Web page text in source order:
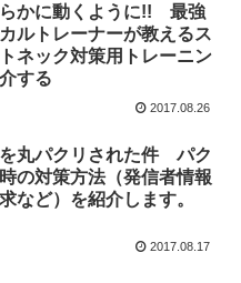
かに動くように!! 最強
ルトレーナーが教えるス
トネック対策用トレーニン
する
2017.08.26
丸パクリされた件 パク
の対策方法（発信者情報
など）を紹介します。
2017.08.17